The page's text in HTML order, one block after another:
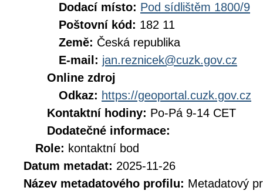
Dodací místo: Pod sídlištěm 1800/9
Poštovní kód: 182 11
Země: Česká republika
E-mail: jan.reznicek@cuzk.gov.cz
Online zdroj
Odkaz: https://geoportal.cuzk.gov.cz
Kontaktní hodiny: Po-Pá 9-14 CET
Dodatečné informace:
Role: kontaktní bod
Datum metadat: 2025-11-26
Název metadatového profilu: Metadatový